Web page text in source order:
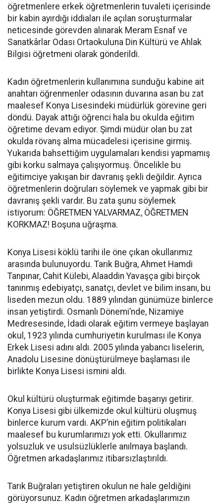
öğretmenlere erkek öğretmenlerin tuvaleti içerisinde
bir kabin ayırdığı iddiaları ile açılan soruşturmalar
neticesinde görevden alınarak Meram Esnaf ve
Sanatkârlar Odası Ortaokuluna Din Kültürü ve Ahlak
Bilgisi öğretmeni olarak gönderildi.
Kadın öğretmenlerin kullanımına sunduğu kabine ait
anahtarı öğrenmenler odasının duvarına asan bu zat
maalesef Konya Lisesindeki müdürlük görevine geri
döndü. Dayak attığı öğrenci hala bu okulda eğitim
öğretime devam ediyor. Şimdi müdür olan bu zat
okulda rövanş alma mücadelesi içerisine girmiş.
Yukarıda bahsettiğim uygulamaları kendisi yapmamış
gibi korku salmaya çalışıyormuş. Öncelikle bu
eğitimciye yakışan bir davranış şekli değildir. Ayrıca
öğretmenlerin doğruları söylemek ve yapmak gibi bir
davranış şekli vardır. Bu zata şunu söylemek
istiyorum: ÖĞRETMEN YALVARMAZ, ÖĞRETMEN
KORKMAZ! Boşuna uğraşma.
Konya Lisesi köklü tarihi ile öne çıkan okullarımız
arasında bulunuyordu. Tarık Buğra, Ahmet Hamdi
Tanpınar, Cahit Külebi, Alaaddin Yavaşça gibi birçok
tanınmış edebiyatçı, sanatçı, devlet ve bilim insanı, bu
liseden mezun oldu. 1889 yılından günümüze binlerce
insan yetiştirdi. Osmanlı Dönemi’nde, Nizamiye
Medresesinde, İdadi olarak eğitim vermeye başlayan
okul, 1923 yılında cumhuriyetin kurulması ile Konya
Erkek Lisesi adını aldı. 2005 yılında yabancı liselerin,
Anadolu Lisesine dönüştürülmeye başlaması ile
birlikte Konya Lisesi ismini aldı.
Okul kültürü oluşturmak eğitimde başarıyı getirir.
Konya Lisesi gibi ülkemizde okul kültürü oluşmuş
binlerce kurum vardı. AKP’nin eğitim politikaları
maalesef bu kurumlarımızı yok etti. Okullarımız
yolsuzluk ve usulsüzlüklerle anılmaya başlandı.
Öğretmen arkadaşlarımız itibarsızlaştırıldı.
Tarık Buğraları yetiştiren okulun ne hale geldiğini
görüyorsunuz. Kadın öğretmen arkadaşlarımızın